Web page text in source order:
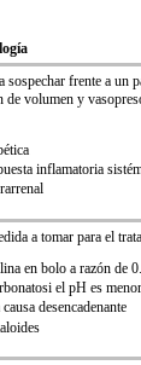
sospechar frente a un
de volumen y
inflamatoria
a tomar para el
en bolo a razón de
el pH es
desencadenante